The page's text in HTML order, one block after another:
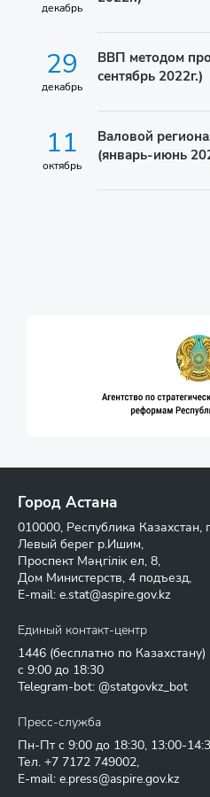
декабрь
29
декабрь
ВВП методом
сентябрь 2022г.)
11
октябрь
Валовой
(январь-июнь
Город Астана
010000, Республика Казахстан,
Левый берег р.Ишим,
Проспект Мәңгілік ел, 8,
Дом Министерств, 4 подъезд,
E-mail: e.stat@aspire.gov.kz
Единый контакт-центр
1446 (бесплатно по Казахстану)
с 9:00 до 18:30
Telegram-bot: @statgovkz_bot
Пресс-служба
Пн-Пт с 9:00 до 18:30, 13:00-
Тел. +7 7172 749002,
E-mail: e.press@aspire.gov.kz